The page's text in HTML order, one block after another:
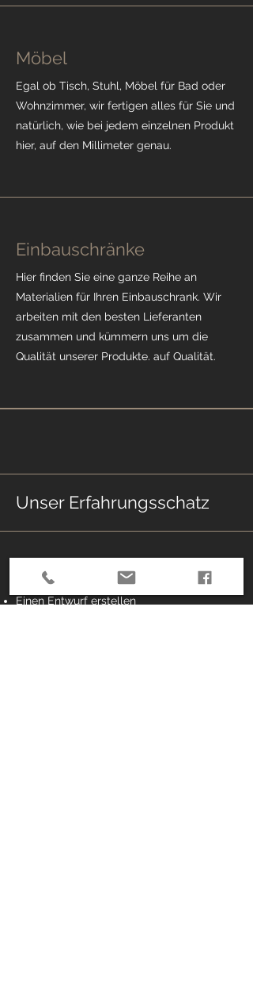
Möbel
​Egal ob Tisch, Stuhl, Möbel für Bad oder
Wohnzimmer, wir fertigen alles für Sie und
natürlich, wie bei jedem einzelnen Produkt
hier, auf den Millimeter genau.
Einbauschränke
Hier finden Sie eine ganze Reihe an
Materialien für Ihren Einbauschrank. Wir
arbeiten mit den besten Lieferanten
zusammen und kümmern uns um die
Qualität unserer Produkte. auf Qualität.
Unser Erfahrungsschatz
Vorkonstruktion
Einen Entwurf erstellen